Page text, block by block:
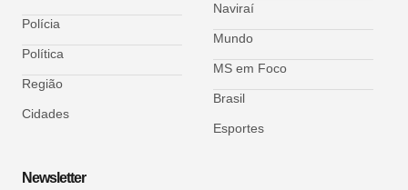
Polícia
Política
Região
Cidades
Naviraí
Mundo
MS em Foco
Brasil
Esportes
Newsletter